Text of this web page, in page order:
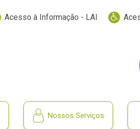
Acesso à Informação - LAI
Nossos Serviços